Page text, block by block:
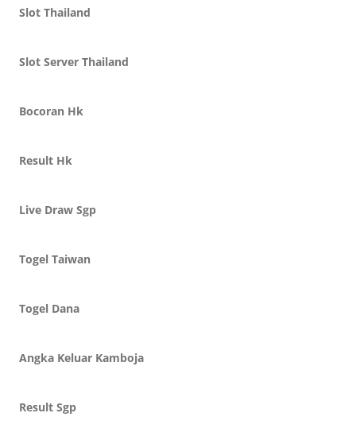
Slot Thailand
Slot Server Thailand
Bocoran Hk
Result Hk
Live Draw Sgp
Togel Taiwan
Togel Dana
Angka Keluar Kamboja
Result Sgp